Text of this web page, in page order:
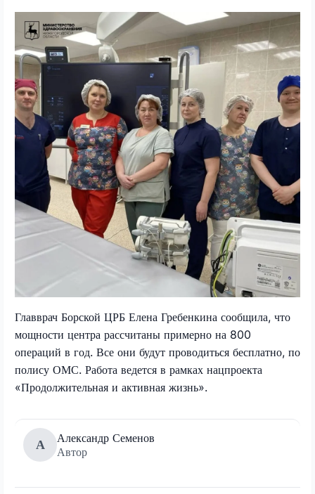
Главврач Борской ЦРБ Елена Гребенкина сообщила, что
мощности центра рассчитаны примерно на 800
операций в год. Все они будут проводиться бесплатно, по
полису ОМС. Работа ведется в рамках нацпроекта
«Продолжительная и активная жизнь».
А
Александр Семенов
Автор